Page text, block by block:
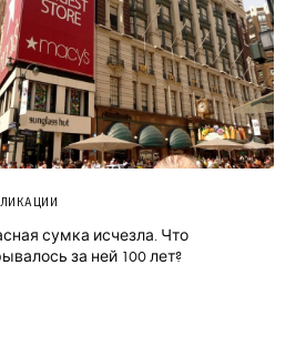
сумка исчезла. Что
за ней 100 лет?